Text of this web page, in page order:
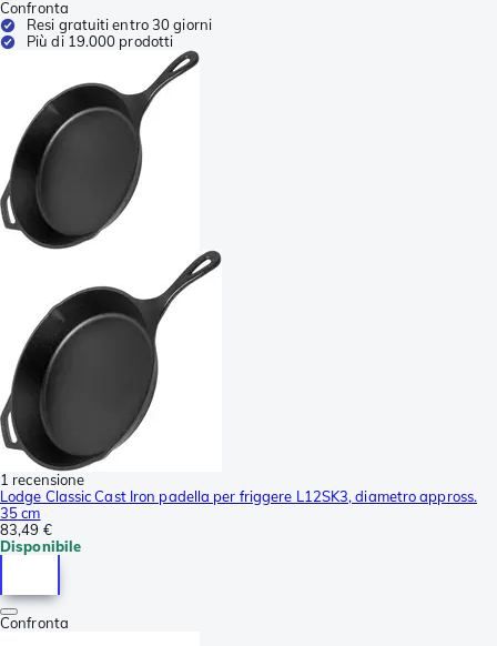
Confronta
Resi gratuiti entro 30 giorni
Più di 19.000 prodotti
1 recensione
Lodge Classic Cast Iron padella per friggere L12SK3, diametro appross.
35 cm
83,49 €
Disponibile
Confronta